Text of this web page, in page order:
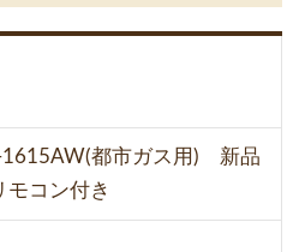
都市ガス用) 新品
コン付き